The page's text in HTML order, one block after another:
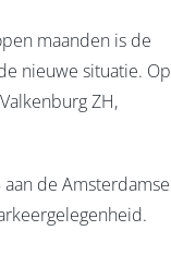
maanden is de
nieuwe situatie. Op
ZH,
de Amsterdamse